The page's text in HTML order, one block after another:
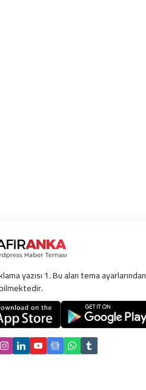
yazısı 1. Bu alan tema ayarlarından